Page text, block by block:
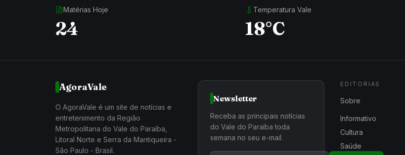
Matérias Hoje
24
Temperatura Vale
18°C
AgoraVale
O AgoraVale é um site de notícias e
entretenimento da Região
Metropolitana do Vale do Paraíba,
Litoral Norte e Serra da Mantiqueira -
São Paulo - Brasil.
Newsletter
Receba as principais notícias
do Vale do Paraíba toda
semana no seu e-mail.
EDITORIAS
Sobre
Informativo
Cultura
Saúde